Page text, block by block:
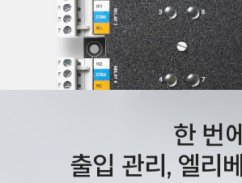
한 번
출입 관리, 엘리